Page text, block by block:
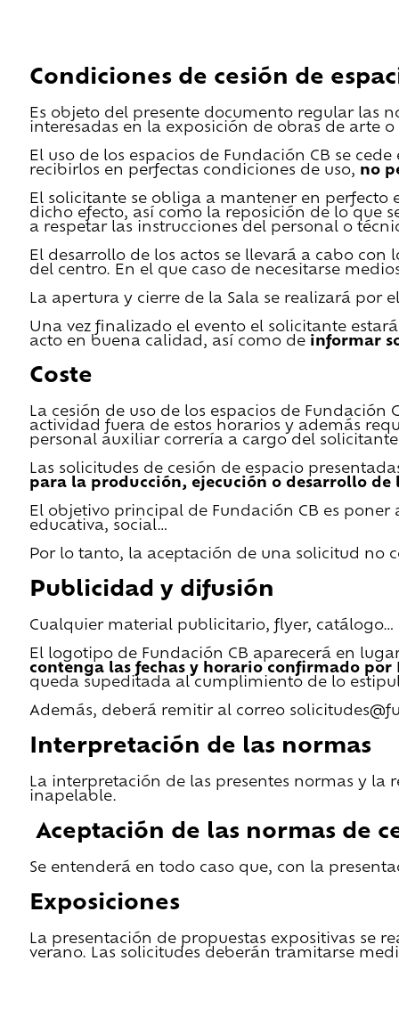
Condiciones de cesión de
Es objeto del presente documento regular las
interesadas en la exposición de obras de arte
El uso de los espacios de Fundación CB se
recibirlos en perfectas condiciones de uso, no
El solicitante se obliga a mantener en perfecto
dicho efecto, así como la reposición de lo que
a respetar las instrucciones del personal o
El desarrollo de los actos se llevará a cabo
del centro. En el que caso de necesitarse
La apertura y cierre de la Sala se realizará por
Una vez finalizado el evento el solicitante
acto en buena calidad, así como de informar
Coste
La cesión de uso de los espacios de
actividad fuera de estos horarios y además
personal auxiliar correría a cargo del
Las solicitudes de cesión de espacio
para la producción, ejecución o desarrollo de
El objetivo principal de Fundación CB es
educativa, social…
Por lo tanto, la aceptación de una solicitud no
Publicidad y difusión
Cualquier material publicitario, flyer, catálogo…
El logotipo de Fundación CB aparecerá en
contenga las fechas y horario confirmado por
queda supeditada al cumplimiento de lo
Además, deberá remitir al correo
Interpretación de las normas
La interpretación de las presentes normas y la
inapelable.
Aceptación de las normas de
Se entenderá en todo caso que, con la
Exposiciones
La presentación de propuestas expositivas se
verano. Las solicitudes deberán tramitarse